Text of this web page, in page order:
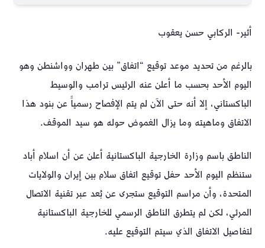
أثير- الركابي حسن يعقوب
بالرغم من تحديد موعد توقيع “اتفاق” بين طهران وواشنطن وهو
اليوم الأحد بحسب ما أعلن عنه الرئيس ترامب والوسيط
الباكستاني، إلا أنه حتى الآن لم يتم الإفصاح رسمياََ عن بنود هذا
الاتفاق وماهيته وما يزال الغموض حوله هو سيد الموقف.
الناطق باسم وزارة الخارجية الباكستانية أعلن عن أن اسلام أباد
ستنظم اليوم الأحد حفل توقيع اتفاق سلام بين إيران والولايات
المتحدة، وأن مراسم التوقيع ستجرى عن بُعد عبر تقنية الاتصال
المرئي، لكن لم يتطرق الناطق الرسمي للخارجية الباكستانية
لتفاصيل الاتفاق الذي سيتم التوقيع عليه.